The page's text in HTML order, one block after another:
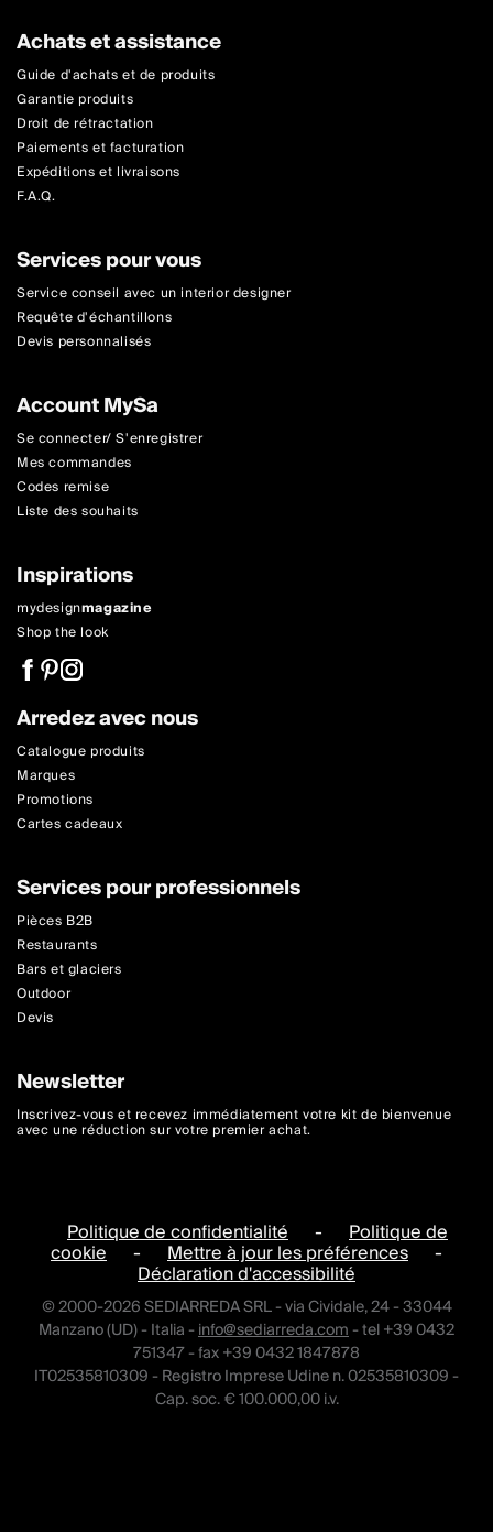
Achats et assistance
Guide d'achats et de produits
Garantie produits
Droit de rétractation
Paiements et facturation
Expéditions et livraisons
F.A.Q.
Services pour vous
Service conseil avec un interior designer
Requête d'échantillons
Devis personnalisés
Account MySa
Se connecter/ S'enregistrer
Mes commandes
Codes remise
Liste des souhaits
Inspirations
mydesignmagazine
Shop the look
Arredez avec nous
Catalogue produits
Marques
Promotions
Cartes cadeaux
Services pour professionnels
Pièces B2B
Restaurants
Bars et glaciers
Outdoor
Devis
Newsletter
Inscrivez-vous et recevez immédiatement votre kit de bienvenue
avec une réduction sur votre premier achat.
Politique de confidentialité - Politique de
cookie - Mettre à jour les préférences -
Déclaration d'accessibilité
© 2000-2026 SEDIARREDA SRL - via Cividale, 24 - 33044
Manzano (UD) - Italia -info@sediarreda.com- tel +39 0432
751347 - fax +39 0432 1847878
IT02535810309 - Registro Imprese Udine n. 02535810309 -
Cap. soc. € 100.000,00 i.v.